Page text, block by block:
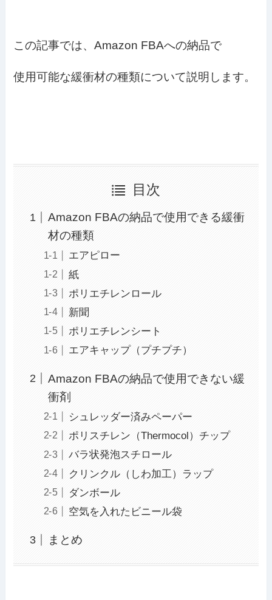
この記事では、Amazon FBAへの納品で
使用可能な緩衝材の種類について説明します。
目次
Amazon FBAの納品で使用できる緩衝
材の種類
エアピロー
紙
ポリエチレンロール
新聞
ポリエチレンシート
エアキャップ（プチプチ）
Amazon FBAの納品で使用できない緩
衝剤
シュレッダー済みペーパー
ポリスチレン（Thermocol）チップ
バラ状発泡スチロール
クリンクル（しわ加工）ラップ
ダンボール
空気を入れたビニール袋
まとめ